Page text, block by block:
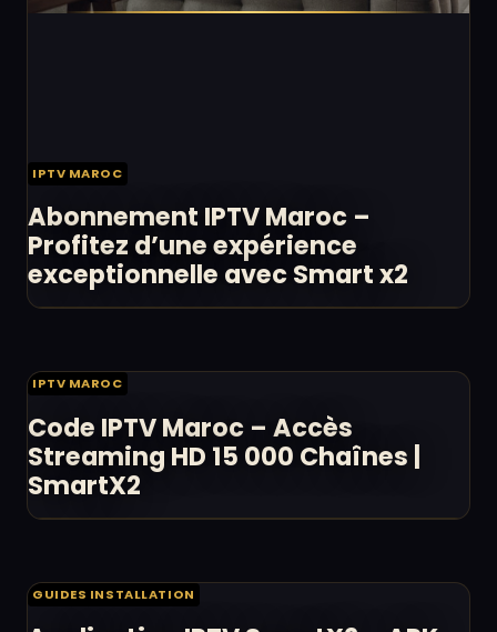
IPTV MAROC
Abonnement IPTV Maroc –
Profitez d’une expérience
exceptionnelle avec Smart x2
IPTV MAROC
Code IPTV Maroc – Accès
Streaming HD 15 000 Chaînes |
SmartX2
GUIDES INSTALLATION